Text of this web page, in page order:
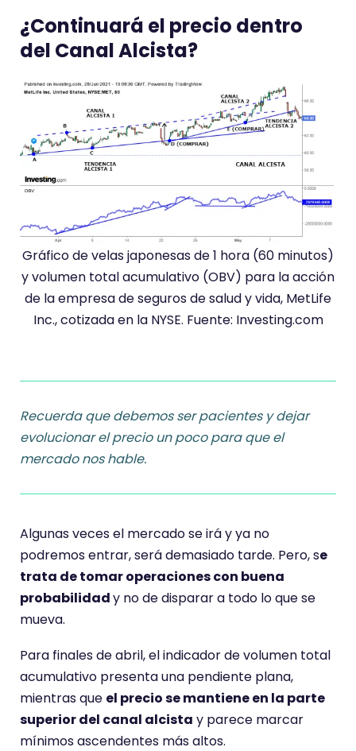
¿Continuará el precio dentro
del Canal Alcista?
Gráfico de velas japonesas de 1 hora (60 minutos)
y volumen total acumulativo (OBV) para la acción
de la empresa de seguros de salud y vida, MetLife
Inc., cotizada en la NYSE. Fuente: Investing.com
Recuerda que debemos ser pacientes y dejar
evolucionar el precio un poco para que el
mercado nos hable.
Algunas veces el mercado se irá y ya no
podremos entrar, será demasiado tarde. Pero, se
trata de tomar operaciones con buena
probabilidady no de disparar a todo lo que se
mueva.
Para finales de abril, el indicador de volumen total
acumulativo presenta una pendiente plana,
mientras que el precio se mantiene en la parte
superior del canal alcista y parece marcar
mínimos ascendentes más altos.